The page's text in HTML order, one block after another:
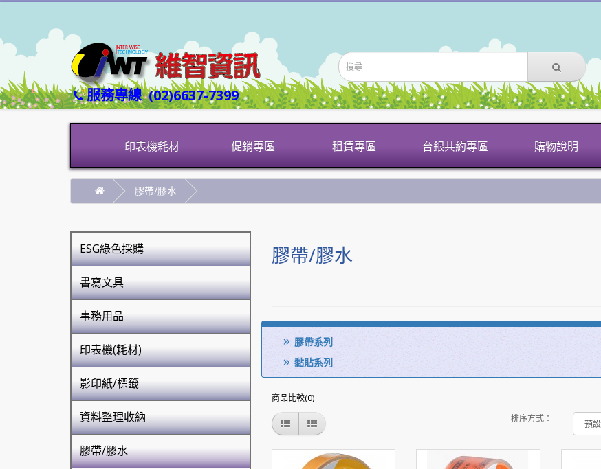
服務專線(02)6637-7399
印表機耗材 促銷專區 租賃專區 台銀共約專區 購物說明
膠帶/膠水
ESG綠色採購
書寫文具
事務用品
印表機(耗材)
影印紙/標籤
資料整理收納
膠帶/膠水
膠帶/膠水
膠帶系列
黏貼系列
商品比較(0)
排序方式：